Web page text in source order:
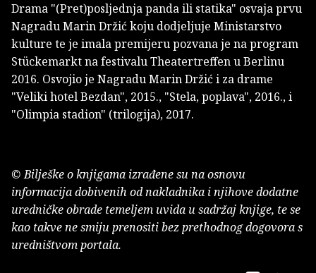
Drama "(Pret)posljednja panda ili statika" osvaja prvu
Nagradu Marin Držić koju dodjeljuje Ministarstvo
kulture te je imala premijeru pozvana je na program
Stückemarkt na festivalu Theatertreffen u Berlinu
2016. Osvojio je Nagradu Marin Držić i za drame
"Veliki hotel Bezdan", 2015., "Stela, poplava", 2016., i
"Olimpia stadion" (trilogija), 2017.
© Bilješke o knjigama izrađene su na osnovu
informacija dobivenih od nakladnika i njihove dodatne
uredničke obrade temeljem uvida u sadržaj knjige, te se
kao takve ne smiju prenositi bez prethodnog dogovora s
uredništvom portala.